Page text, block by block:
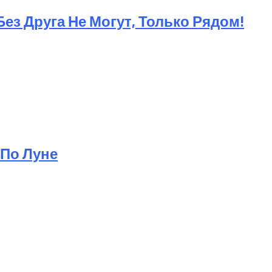
Друга Не Могут, Только Рядом!
Луне